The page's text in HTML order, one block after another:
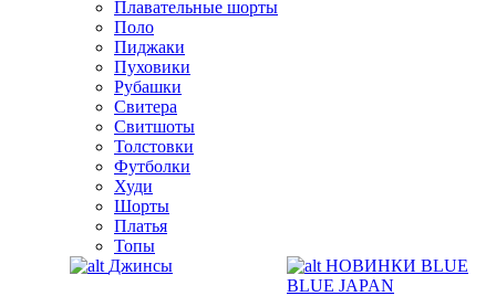
Плавательные шорты
Поло
Пиджаки
Пуховики
Рубашки
Свитера
Свитшоты
Толстовки
Футболки
Худи
Шорты
Платья
Топы
Джинсы
НОВИНКИ BLUE
BLUE JAPAN